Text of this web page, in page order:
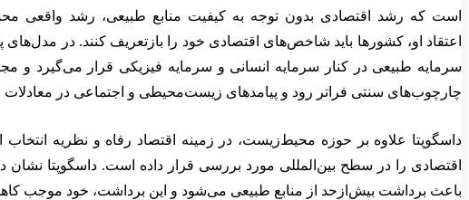
است که رشد اقتصادی بدون توجه به کیفیت منابع طبیعی، رشد واقعی
اعتقاد او، کشورها باید شاخص‌های اقتصادی خود را بازتعریف کنند. در مدل‌های
سرمایه طبیعی در کنار سرمایه انسانی و سرمایه فیزیکی قرار می‌گیرد
چارچوب‌های سنتی فراتر رود و پیامدهای زیست‌محیطی و اجتماعی در معادلات
داسگوپتا علاوه بر حوزه محیط‌زیست، در زمینه اقتصاد رفاه و نظریه
اقتصادی را در سطح بین‌المللی مورد بررسی قرار داده است. داسگوپتا
باعث برداشت بیش‌ازحد از منابع طبیعی می‌شود و این برداشت، خود موجب